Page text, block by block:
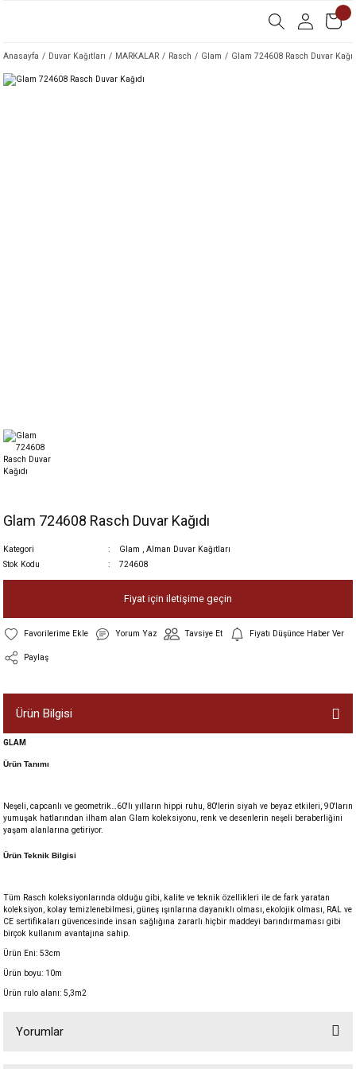
Anasayfa Duvar Kağıtları MARKALAR Rasch Glam Glam 724608 Rasch Duvar
Glam 724608 Rasch Duvar Kağıdı
Kategori Glam
Alman Duvar Kağıtları
Stok Kodu
724608
Fiyat için iletişime geçin
Yorum Yaz Tavsiye Et Fiyatı Düşünce Haber Ver
Paylaş
Ürün Bilgisi
GLAM
Ürün Tanımı
Neşeli, capcanlı ve geometrik…60'lı yılların hippi ruhu, 80'lerin siyah ve beyaz etkileri, 90'ların
yumuşak hatlarından ilham alan Glam koleksiyonu, renk ve desenlerin neşeli beraberliğini
yaşam alanlarına getiriyor.
Ürün Teknik Bilgisi
Tüm Rasch koleksiyonlarında olduğu gibi, kalite ve teknik özellikleri ile de fark yaratan
koleksiyon, kolay temizlenebilmesi, güneş ışınlarına dayanıklı olması, ekolojik olması, RAL ve
CE sertifikaları güvencesinde insan sağlığına zararlı hiçbir maddeyi barındırmaması gibi
birçok kullanım avantajına sahip.
Ürün Eni: 53cm
Ürün boyu: 10m
Ürün rulo alanı: 5,3m2
Yorumlar